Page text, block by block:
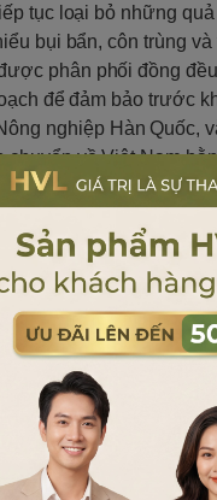
tục loại bỏ những
bụi bẩn, côn trùng
phân phối đồng
để đảm bảo trước
nghiệp Hàn Quốc,
về Việt Nam
Hàn Quốc.
nhỏ trải khắp toàn